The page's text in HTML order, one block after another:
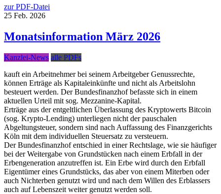
zur PDF-Datei
25 Feb. 2026
Monatsinformation März 2026
Kanzlei-News alle PDFs
kauft ein Arbeitnehmer bei seinem Arbeitgeber Genussrechte,
können Erträge als Kapitaleinkünfte und nicht als Arbeitslohn
besteuert werden. Der Bundesfinanzhof befasste sich in einem
aktuellen Urteil mit sog. Mezzanine-Kapital.
Erträge aus der entgeltlichen Überlassung des Kryptowerts Bitcoin
(sog. Krypto-Lending) unterliegen nicht der pauschalen
Abgeltungsteuer, sondern sind nach Auffassung des Finanzgerichts
Köln mit dem individuellen Steuersatz zu versteuern.
Der Bundesfinanzhof entschied in einer Rechtslage, wie sie häufiger
bei der Weitergabe von Grundstücken nach einem Erbfall in der
Erbengeneration anzutreffen ist. Ein Erbe wird durch den Erbfall
Eigentümer eines Grundstücks, das aber von einem Miterben oder
auch Nichterben genutzt wird und nach dem Willen des Erblassers
auch auf Lebenszeit weiter genutzt werden soll.